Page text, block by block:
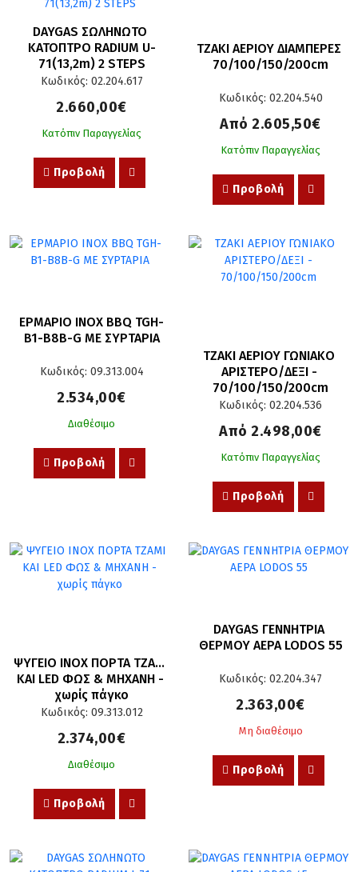
DAYGAS ΣΩΛΗΝΩΤΟ
ΚΑΤΟΠΤΡΟ RADIUM U-
71(13,2m) 2 STEPS
Κωδικός: 02.204.617
2.660,00€
Κατόπιν Παραγγελίας
Προβολή
ΤΖΑΚΙ ΑΕΡΙΟΥ ΔΙΑΜΠΕΡΕΣ
70/100/150/200cm
Κωδικός: 02.204.540
Από 2.605,50€
Κατόπιν Παραγγελίας
Προβολή
ΕΡΜΑΡΙΟ INOX BBQ TGH-
B1-B8B-G ΜΕ ΣΥΡΤΑΡΙΑ
Κωδικός: 09.313.004
2.534,00€
Διαθέσιμο
Προβολή
ΤΖΑΚΙ ΑΕΡΙΟΥ ΓΩΝΙΑΚΟ
ΑΡΙΣΤΕΡΟ/ΔΕΞΙ -
70/100/150/200cm
Κωδικός: 02.204.536
Από 2.498,00€
Κατόπιν Παραγγελίας
Προβολή
ΨΥΓΕΙΟ ΙΝΟΧ ΠΟΡΤΑ ΤΖΑΜΙ
ΚΑΙ LED ΦΩΣ & ΜΗΧΑΝΗ -
χωρίς πάγκο
Κωδικός: 09.313.012
2.374,00€
Διαθέσιμο
Προβολή
DAYGAS ΓΕΝΝΗΤΡΙΑ
ΘΕΡΜΟΥ ΑΕΡΑ LODOS 55
Κωδικός: 02.204.347
2.363,00€
Μη διαθέσιμο
Προβολή